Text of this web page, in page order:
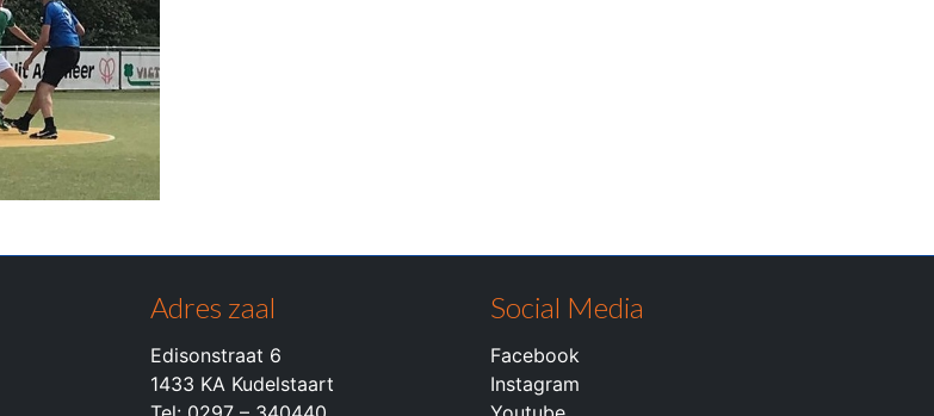
Adres zaal
Edisonstraat 6
1433 KA Kudelstaart
Social Media
Facebook
Instagram